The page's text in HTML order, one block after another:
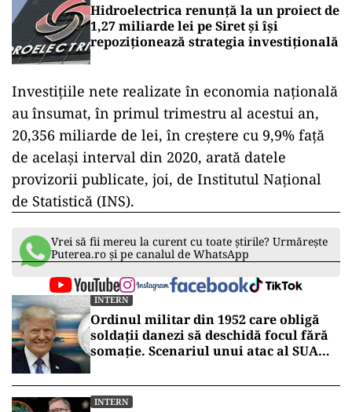
Hidroelectrica renunță la un proiect de
1,27 miliarde lei pe Siret și își
repoziționează strategia investițională
Investiţiile nete realizate în economia naţională
au însumat, în primul trimestru al acestui an,
20,356 miliarde de lei, în creştere cu 9,9% faţă
de acelaşi interval din 2020, arată datele
provizorii publicate, joi, de Institutul Naţional
de Statistică (INS).
Vrei să fii mereu la curent cu toate știrile? Urmărește
Puterea.ro și pe canalul de WhatsApp
INTERN
Ordinul militar din 1952 care obligă
soldații danezi să deschidă focul fără
somație. Scenariul unui atac al SUA
INTERN